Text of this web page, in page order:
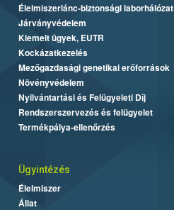
Élelmiszerlánc-biztonsági laborhálózat
Járványvédelem
Kiemelt ügyek, EUTR
Kockázatkezelés
Mezőgazdasági genetikai erőforrások
Növényvédelem
Nyilvántartási és Felügyeleti Díj
Rendszerszervezés és felügyelet
Termékpálya-ellenőrzés
Ügyintézés
Élelmiszer
Állat